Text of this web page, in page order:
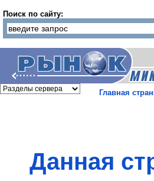
Поиск по сайту:
Главная
Данная